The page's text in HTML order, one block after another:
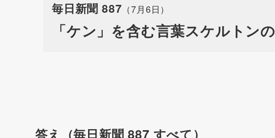
毎日新聞 887 （7月6日）
「ケン」を含む言葉スケルトンの
答え（毎日新聞 887 すべて）